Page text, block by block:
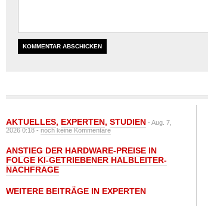
AKTUELLES, EXPERTEN, STUDIEN - Aug. 7,
2026 0:18 -noch keine Kommentare
ANSTIEG DER HARDWARE-PREISE IN
FOLGE KI-GETRIEBENER HALBLEITER-
NACHFRAGE
WEITERE BEITRÄGE IN EXPERTEN